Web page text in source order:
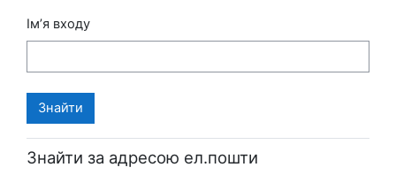
Ім’я входу
Знайти за адресою ел.пошти